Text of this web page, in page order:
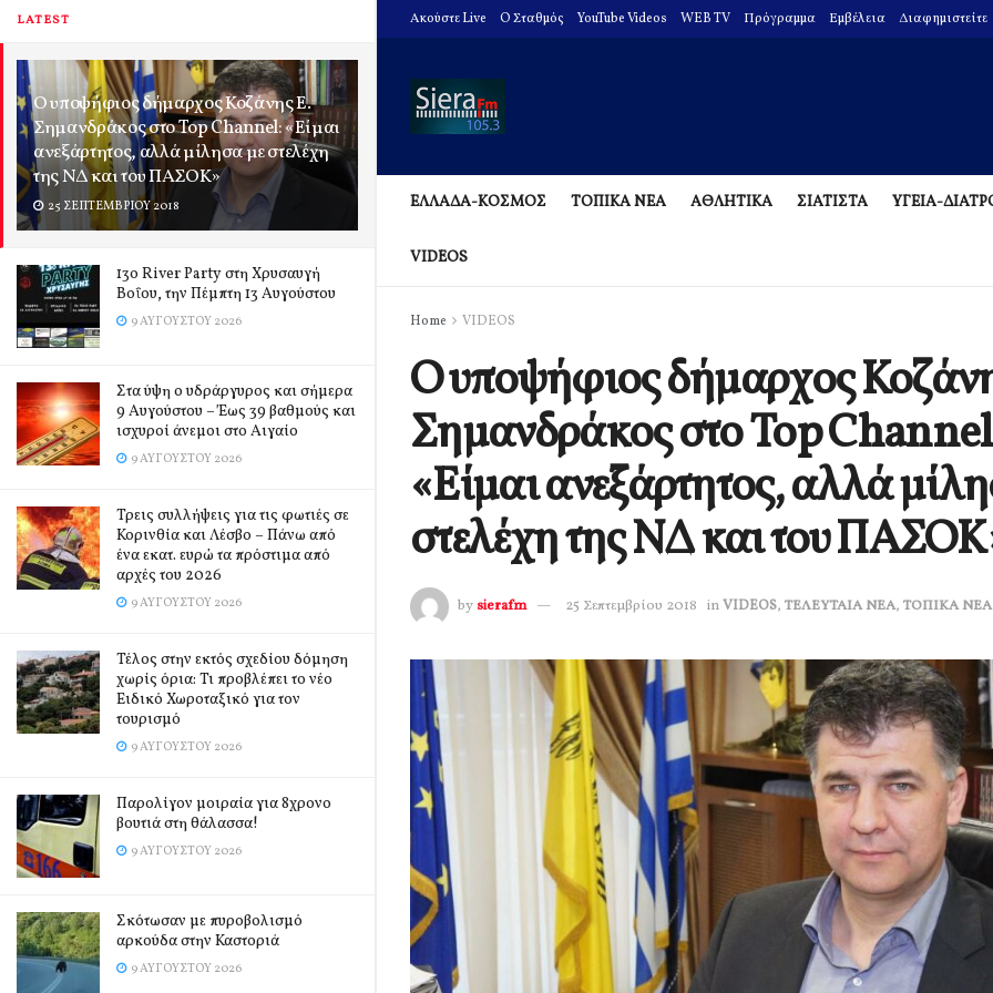
LATEST
Ο υποψήφιος δήμαρχος Κοζάνης Ε.
Σημανδράκος στο Top Channel: «Είμαι
ανεξάρτητος, αλλά μίλησα με στελέχη
της ΝΔ και του ΠΑΣΟΚ»
25 ΣΕΠΤΕΜΒΡΊΟΥ 2018
13o River Party στη Χρυσαυγή
Βοΐου, την Πέμπτη 13 Αυγούστου
9 ΑΥΓΟΎΣΤΟΥ 2026
Στα ύψη ο υδράργυρος και σήμερα
9 Αυγούστου – Έως 39 βαθμούς και
ισχυροί άνεμοι στο Αιγαίο
9 ΑΥΓΟΎΣΤΟΥ 2026
Τρεις συλλήψεις για τις φωτιές σε
Κορινθία και Λέσβο – Πάνω από
ένα εκατ. ευρώ τα πρόστιμα από
αρχές του 2026
9 ΑΥΓΟΎΣΤΟΥ 2026
Τέλος στην εκτός σχεδίου δόμηση
χωρίς όρια: Τι προβλέπει το νέο
Ειδικό Χωροταξικό για τον
τουρισμό
9 ΑΥΓΟΎΣΤΟΥ 2026
Παρολίγον μοιραία για 8χρονο
βουτιά στη θάλασσα!
9 ΑΥΓΟΎΣΤΟΥ 2026
Σκότωσαν με πυροβολισμό
αρκούδα στην Καστοριά
9 ΑΥΓΟΎΣΤΟΥ 2026
Ακούστε Live O Σταθμός YouTube Videos WEB TV Πρόγραμμα Εμβέλεια Διαφημιστείτε
ΕΛΛΑΔΑ-ΚΟΣΜΟΣ ΤΟΠΙΚΑ ΝΕΑ ΑΘΛΗΤΙΚΑ ΣΙΑΤΙΣΤΑ ΥΓΕΙΑ-
VIDEOS
Home VIDEOS
Ο υποψήφιος δήμαρχος
Σημανδράκος στο Top
«Είμαι ανεξάρτητος, αλλά
στελέχη της ΝΔ και του
by sierafm 25 Σεπτεμβρίου 2018 inVIDEOS, ΤΕΛΕΥΤΑΙΑ ΝΕΑ, ΤΟΠΙΚΑ ΝΕΑ